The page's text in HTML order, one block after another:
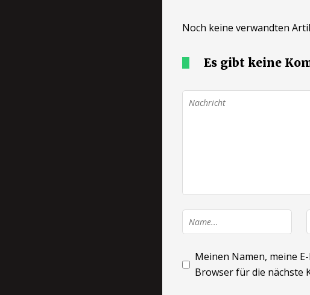
Noch keine verwandten
Es gibt keine
Meinen Namen, meine
Browser für die nächste